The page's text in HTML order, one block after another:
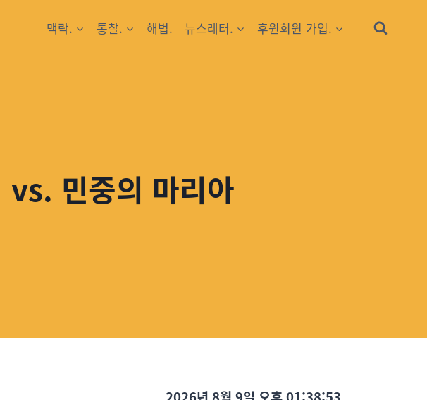
맥락. 통찰. 해법. 뉴스레터. 후원회원 가입.
vs. 민중의 마리아
2026년 8월 9일 오후 01:38:54